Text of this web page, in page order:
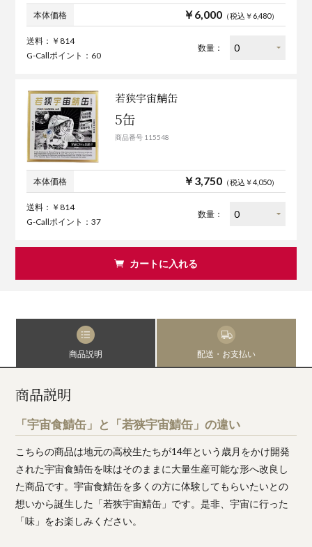
本体価格 ￥6,000（税込￥6,480）
送料：￥814
G-Callポイント：60
数量：
若狭宇宙鯖缶
5缶
商品番号 115548
本体価格 ￥3,750（税込￥4,050）
送料：￥814
G-Callポイント：37
数量：
カートに入れる
商品説明 配送・お支払い
商品説明
「宇宙食鯖缶」と「若狭宇宙鯖缶」の違い
こちらの商品は地元の高校生たちが14年という歳月をかけ開発
された宇宙食鯖缶を味はそのままに大量生産可能な形へ改良し
た商品です。宇宙食鯖缶を多くの方に体験してもらいたいとの
想いから誕生した「若狭宇宙鯖缶」です。是非、宇宙に行った
「味」をお楽しみください。